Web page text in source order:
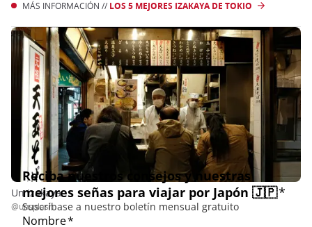
MÁS INFORMACIÓN // LOS 5 MEJORES IZAKAYA DE TOKIO
Un izakaya
@unsplash